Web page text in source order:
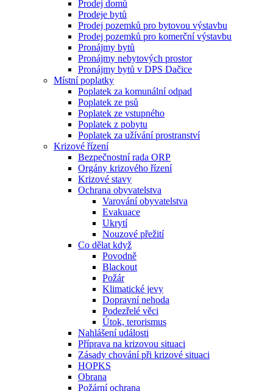
Prodej domů
Prodeje bytů
Prodej pozemků pro bytovou výstavbu
Prodej pozemků pro komerční výstavbu
Pronájmy bytů
Pronájmy nebytových prostor
Pronájmy bytů v DPS Dačice
Místní poplatky
Poplatek za komunální odpad
Poplatek ze psů
Poplatek ze vstupného
Poplatek z pobytu
Poplatek za užívání prostranství
Krizové řízení
Bezpečnostní rada ORP
Orgány krizového řízení
Krizové stavy
Ochrana obyvatelstva
Varování obyvatelstva
Evakuace
Ukrytí
Nouzové přežití
Co dělat když
Povodně
Blackout
Požár
Klimatické jevy
Dopravní nehoda
Podezřelé věci
Útok, terorismus
Nahlášení události
Příprava na krizovou situaci
Zásady chování při krizové situaci
HOPKS
Obrana
Požární ochrana